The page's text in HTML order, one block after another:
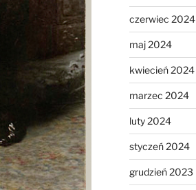
czerwiec 2024
maj 2024
kwiecień 2024
marzec 2024
luty 2024
styczeń 2024
grudzień 2023